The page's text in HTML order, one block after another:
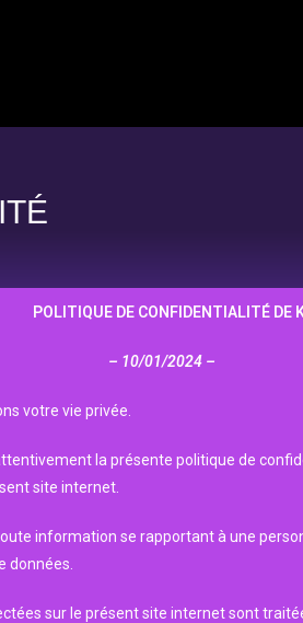
POLITIQUE DE CONFIDENTIALITÉ DE
– 10/01/2024 –
votre vie privée.
la présente politique de
site internet.
information se rapportant à une
données.
sur le présent site internet sont